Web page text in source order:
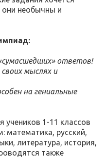
они необычны и
ответов!
своих мыслях и
на гениальные
1-11 классов
математика, русский,
литература, история,
также